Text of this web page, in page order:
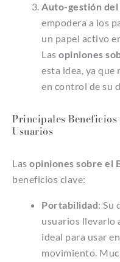
Auto-gestión
empodera a los
un papel activo
Las opiniones
esta idea, ya que
en control de su
Principales Beneficios
Usuarios
Las opiniones sobre el
beneficios clave:
Portabilidad: Su
usuarios llevarlo
ideal para usar
movimiento.